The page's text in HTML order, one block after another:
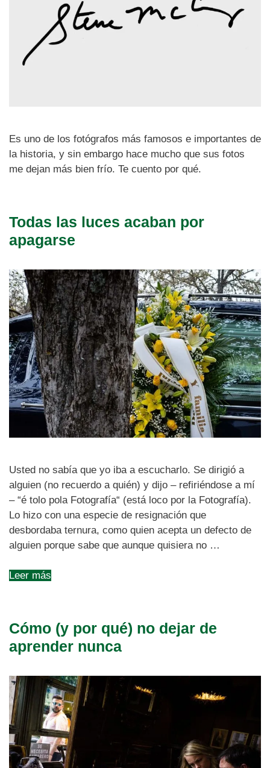
Es uno de los fotógrafos más famosos e importantes de
la historia, y sin embargo hace mucho que sus fotos
me dejan más bien frío. Te cuento por qué.
Todas las luces acaban por
apagarse
Usted no sabía que yo iba a escucharlo. Se dirigió a
alguien (no recuerdo a quién) y dijo – refiriéndose a mí
– “é tolo pola Fotografía“ (está loco por la Fotografía).
Lo hizo con una especie de resignación que
desbordaba ternura, como quien acepta un defecto de
alguien porque sabe que aunque quisiera no …
Leer más
Cómo (y por qué) no dejar de
aprender nunca